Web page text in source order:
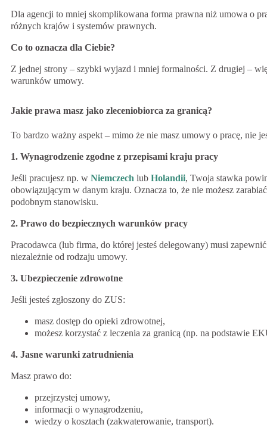
Dla agencji to mniej skomplikowana forma prawna niż umowa o
różnych krajów i systemów prawnych.
Co to oznacza dla Ciebie?
Z jednej strony – szybki wyjazd i mniej formalności. Z drugiej –
warunków umowy.
Jakie prawa masz jako zleceniobiorca za granicą?
To bardzo ważny aspekt – mimo że nie masz umowy o pracę, nie
1. Wynagrodzenie zgodne z przepisami kraju pracy
Jeśli pracujesz np. w Niemczech lub Holandii, Twoja stawka
obowiązującym w danym kraju. Oznacza to, że nie możesz
podobnym stanowisku.
2. Prawo do bezpiecznych warunków pracy
Pracodawca (lub firma, do której jesteś delegowany) musi
niezależnie od rodzaju umowy.
3. Ubezpieczenie zdrowotne
Jeśli jesteś zgłoszony do ZUS:
masz dostęp do opieki zdrowotnej,
możesz korzystać z leczenia za granicą (np. na podstawie
4. Jasne warunki zatrudnienia
Masz prawo do:
przejrzystej umowy,
informacji o wynagrodzeniu,
wiedzy o kosztach (zakwaterowanie, transport).